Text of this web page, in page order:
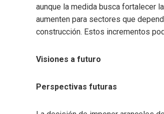
aunque la medida busca fortalecer
aumenten para sectores que
construcción. Estos incrementos
Visiones a futuro
Perspectivas futuras